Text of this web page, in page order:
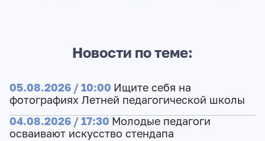
Новости по теме:
05.08.2026 / 10:00 Ищите себя на
фотографиях Летней педагогической школы
04.08.2026 / 17:30 Молодые педагоги
осваивают искусство стендапа